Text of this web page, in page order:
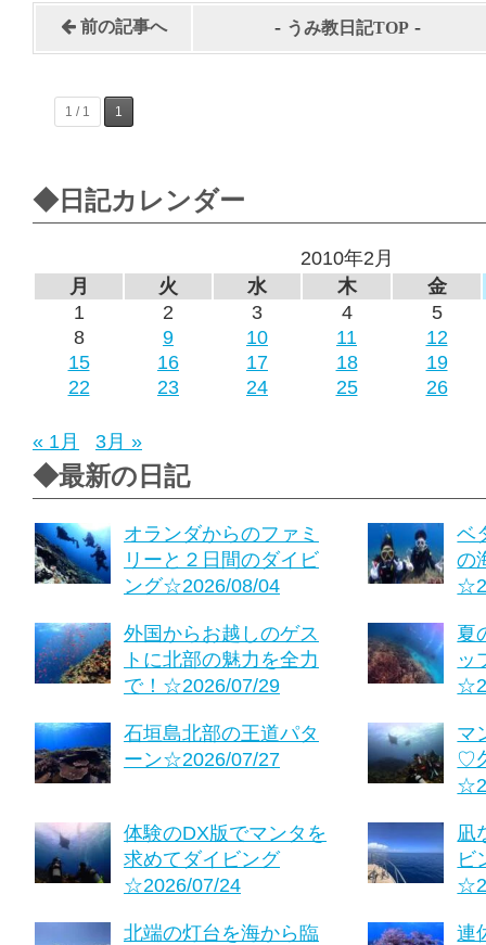
前の記事へ - うみ教日記TOP -
1 / 1 1
◆日記カレンダー
2010年2月
月
火 水 木
金
1
2 3 4
5
8
9 10 11
12
15
16 17 18
19
22
23 24 25 26
« 1月 3月 »
◆最新の日記
オランダからのファミ
リーと２日間のダイビ
ング☆2026/08/04
ベ
の
外国からお越しのゲス
トに北部の魅力を全力
で！☆2026/07/29
夏
ッ
石垣島北部の王道パタ
ーン☆2026/07/27
マ
♡
体験のDX版でマンタを
求めてダイビング
☆2026/07/24
凪
ビ
北端の灯台を海から臨
連